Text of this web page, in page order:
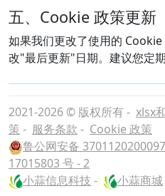
五、Cookie 政策更新
如果我们更改了使用的
改"最后更新"日期。建议您定期
2021-2026 © 版权所有 - xlsx
策 - 服务条款 - Cookie 政策
鲁公网安备
17015803 号 - 2
小蒜信息科技 - 小蒜商城